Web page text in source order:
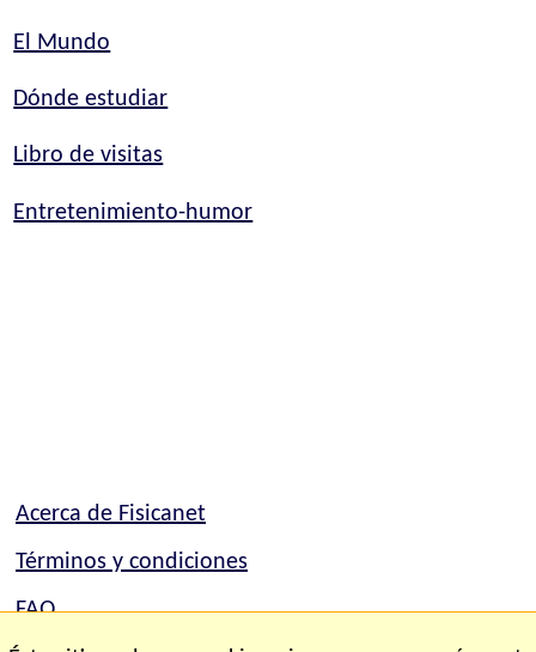
El Mundo
Dónde estudiar
Libro de visitas
Entretenimiento-humor
Acerca de Fisicanet
Términos y condiciones
FAQ